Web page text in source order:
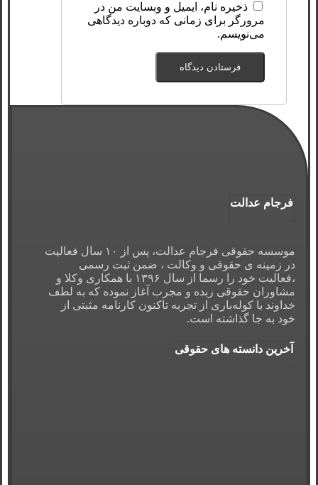
ذخیره نام، ایمیل و وبسایت من در
مرورگر برای زمانی که دوباره دیدگاهی
می‌نویسم.
فرجام عدالت
موسسه حقوقی فرجام عدالت، پس از ۱۰ سال فعالیت
در زمینه ی حقوقی و وکالت ، ضمن ثبت رسمی
،فعالیت خود را رسما از سال ۱۳۹۶ با همکاری وکلا و
مشاوران حقوقی زبده و مجرب آغاز نموده که به لطف
خداوند با کوله‌باری از تجربه تاکنون کارنامه مثبتی از
خود به جا گذاشته است.
آخرین دانسته های حقوقی